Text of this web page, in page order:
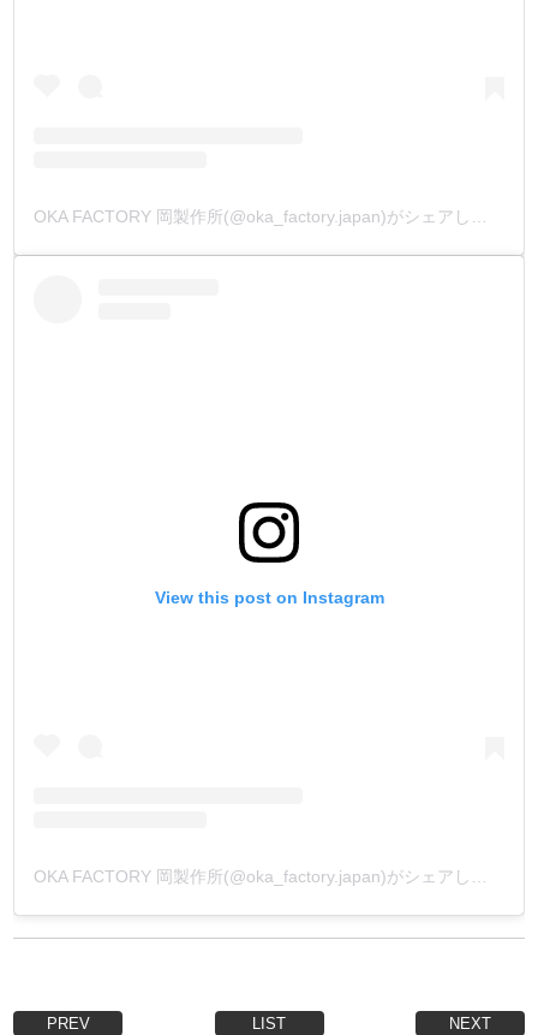
OKA FACTORY 岡製作所(@oka_factory.japan)がシェアした投稿
View this post on Instagram
OKA FACTORY 岡製作所(@oka_factory.japan)がシェアした投稿
PREV LIST NEXT